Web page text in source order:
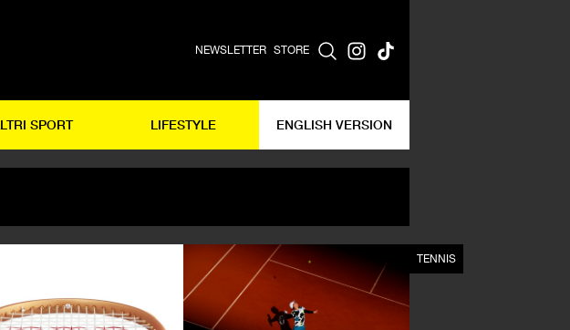
NEWSLETTER STORE
SPORT LIFESTYLE ENGLISH VERSION
TENNIS TENNIS